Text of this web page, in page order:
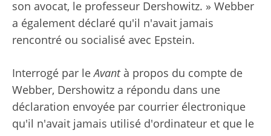
son avocat, le professeur Dershowitz. » Webber
a également déclaré qu'il n'avait jamais
rencontré ou socialisé avec Epstein.
Interrogé par leAvantà propos du compte de
Webber, Dershowitz a répondu dans une
déclaration envoyée par courrier électronique
qu'il n'avait jamais utilisé d'ordinateur et que le